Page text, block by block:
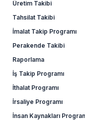
Üretim Takibi
Tahsilat Takibi
İmalat Takip Programı
Perakende Takibi
Raporlama
İş Takip Programı
İthalat Programı
İrsaliye Programı
İnsan Kaynakları